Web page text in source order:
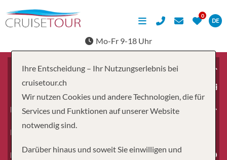
DE
Mo-Fr 9-18 Uhr
Erwachsene
Kinder
Dauer
Ihre Entscheidung – Ihr Nutzungserlebnis bei
cruisetour.ch
Wir nutzen Cookies und andere Technologien, die für
Services und Funktionen auf unserer Website
notwendig sind.
Darüber hinaus und soweit Sie einwilligen und